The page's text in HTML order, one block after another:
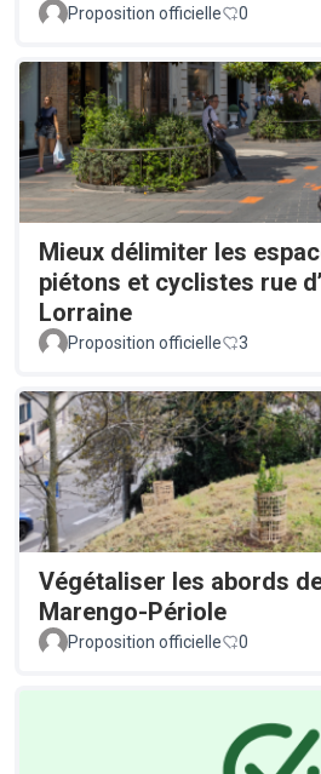
Proposition officielle 0
Mieux délimiter les
piétons et cyclistes rue
Lorraine
Proposition officielle 3
Végétaliser les abords
Marengo-Périole
Proposition officielle 0